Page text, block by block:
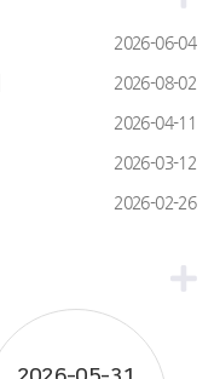
2026-06-04
2026-08-02
2026-04-11
2026-03-12
2026-02-26